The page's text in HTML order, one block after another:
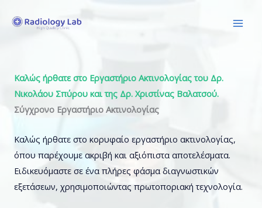
Καλώς ήρθατε στο Εργαστήριο Ακτινολογίας του Δρ.
Νικολάου Σπύρου και της Δρ. Χριστίνας Βαλατσού.
Σύγχρονο Εργαστήριο Ακτινολογίας
Καλώς ήρθατε στο κορυφαίο εργαστήριο ακτινολογίας,
όπου παρέχουμε ακριβή και αξιόπιστα αποτελέσματα.
Ειδικευόμαστε σε ένα πλήρες φάσμα διαγνωστικών
εξετάσεων, χρησιμοποιώντας πρωτοποριακή τεχνολογία.